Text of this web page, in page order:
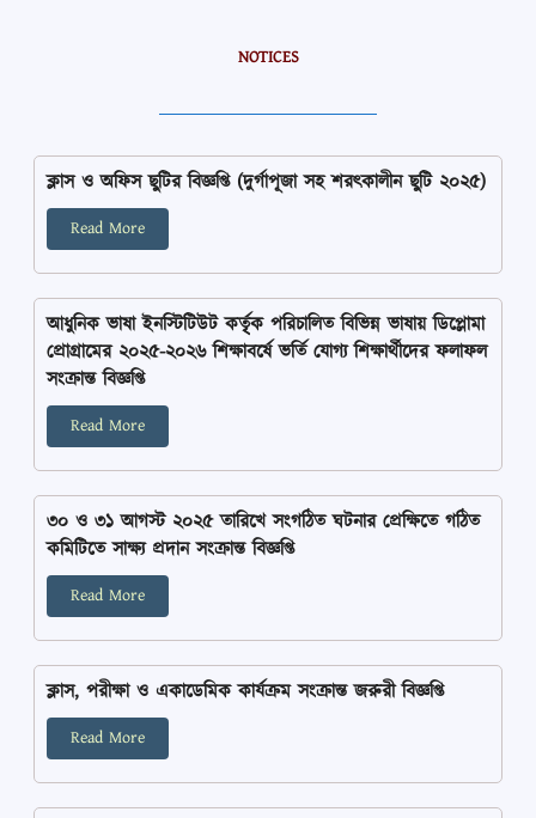
NOTICES
ক্লাস ও অফিস ছুটির বিজ্ঞপ্তি (দুর্গাপূজা সহ শরৎকালীন ছুটি ২০২৫)
Read More
আধুনিক ভাষা ইনস্টিটিউট কর্তৃৃক পরিচালিত বিভিন্ন ভাষায় ডিপ্লোমা
প্রোগ্রামের ২০২৫-২০২৬ শিক্ষাবর্ষে ভর্তি যোগ্য শিক্ষার্থীদের ফলাফল
সংক্রান্ত বিজ্ঞপ্তি
Read More
৩০ ও ৩১ আগস্ট ২০২৫ তারিখে সংগঠিত ঘটনার প্রেক্ষিতে গঠিত
কমিটিতে সাক্ষ্য প্রদান সংক্রান্ত বিজ্ঞপ্তি
Read More
ক্লাস, পরীক্ষা ও একাডেমিক কার্যক্রম সংক্রান্ত জরুরী বিজ্ঞপ্তি
Read More